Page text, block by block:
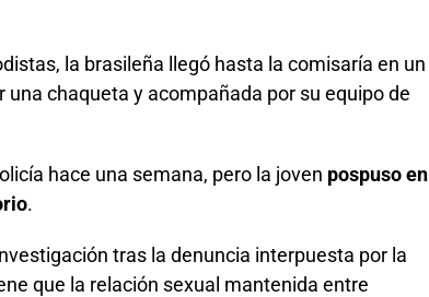
la brasileña llegó hasta la comisaría en un
chaqueta y acompañada por su equipo de
hace una semana, pero la joven pospuso en
.
tras la denuncia interpuesta por la
que la relación sexual mantenida entre